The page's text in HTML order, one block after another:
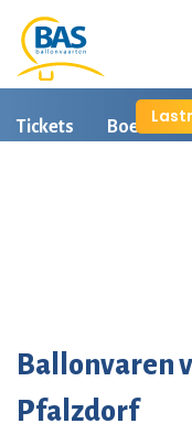
Tickets Boeken
Ballonvaren
Pfalzdorf